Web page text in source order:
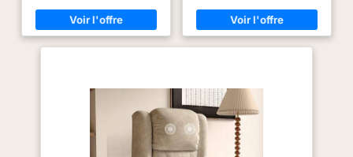
réduite pour un
quotidien facilité et
plus autonome.
jusqu'à 135° et un
repose-pieds intégré,
ce fauteuil de
relaxation s'ajuste à
de 90° à 160°, avec repose-
pieds extensible, idéal pour
lire, se reposer ou regarder un
fatigue musculaire 【Sac de
massage relaxant est livré avec
un sac de rangement intégré qui
peut être utilisé pour ranger des
télécommandes, des magazines
de 90° à 160°, avec repose-
pieds extensible, idéal pour
lire, se reposer ou regarder un
fatigue musculaire 【Sac de
rangemen】Ce fauteuil de
massage relaxant est livré avec
un sac de rangement intégré qui
peut être utilisé pour ranger des
télécommandes, des magazines